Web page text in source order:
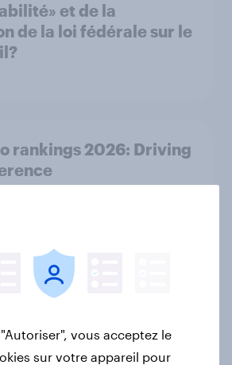
et de la
de la loi fédérale sur le
rankings 2026: ​Driving
Movers – France –
vous acceptez le
sur votre appareil pour